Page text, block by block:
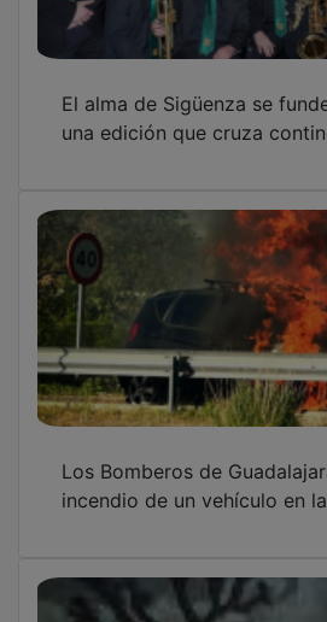
El alma de Sigüenza se
una edición que cruza
Los Bomberos de
incendio de un vehículo en